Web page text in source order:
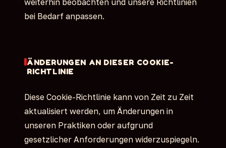
weiterhin beobachten und unsere Richtlinien
bei Bedarf anpassen.
ÄNDERUNGEN AN DIESER COOKIE-
RICHTLINIE
Diese Cookie-Richtlinie kann von Zeit zu Zeit
aktualisiert werden, um Änderungen in
unseren Praktiken oder aufgrund
gesetzlicher Anforderungen widerzuspiegeln.